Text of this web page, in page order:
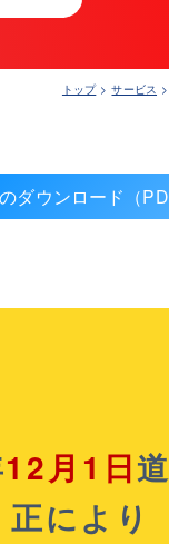
トップ サービス
ダウンロード（
12月1日
正により